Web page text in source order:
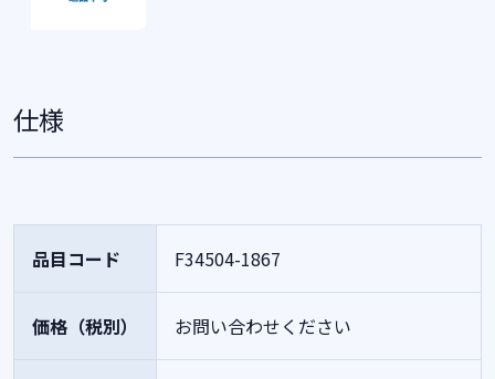
仕様
品目コード F34504-1867
価格（税別） お問い合わせください